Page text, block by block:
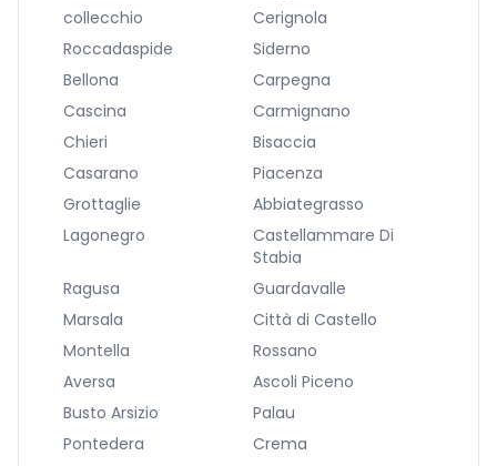
collecchio
Cerignola
Roccadaspide
Siderno
Bellona
Carpegna
Cascina
Carmignano
Chieri
Bisaccia
Casarano
Piacenza
Grottaglie
Abbiategrasso
Lagonegro
Castellammare Di
Stabia
Ragusa
Guardavalle
Marsala
Città di Castello
Montella
Rossano
Aversa
Ascoli Piceno
Busto Arsizio
Palau
Pontedera
Crema